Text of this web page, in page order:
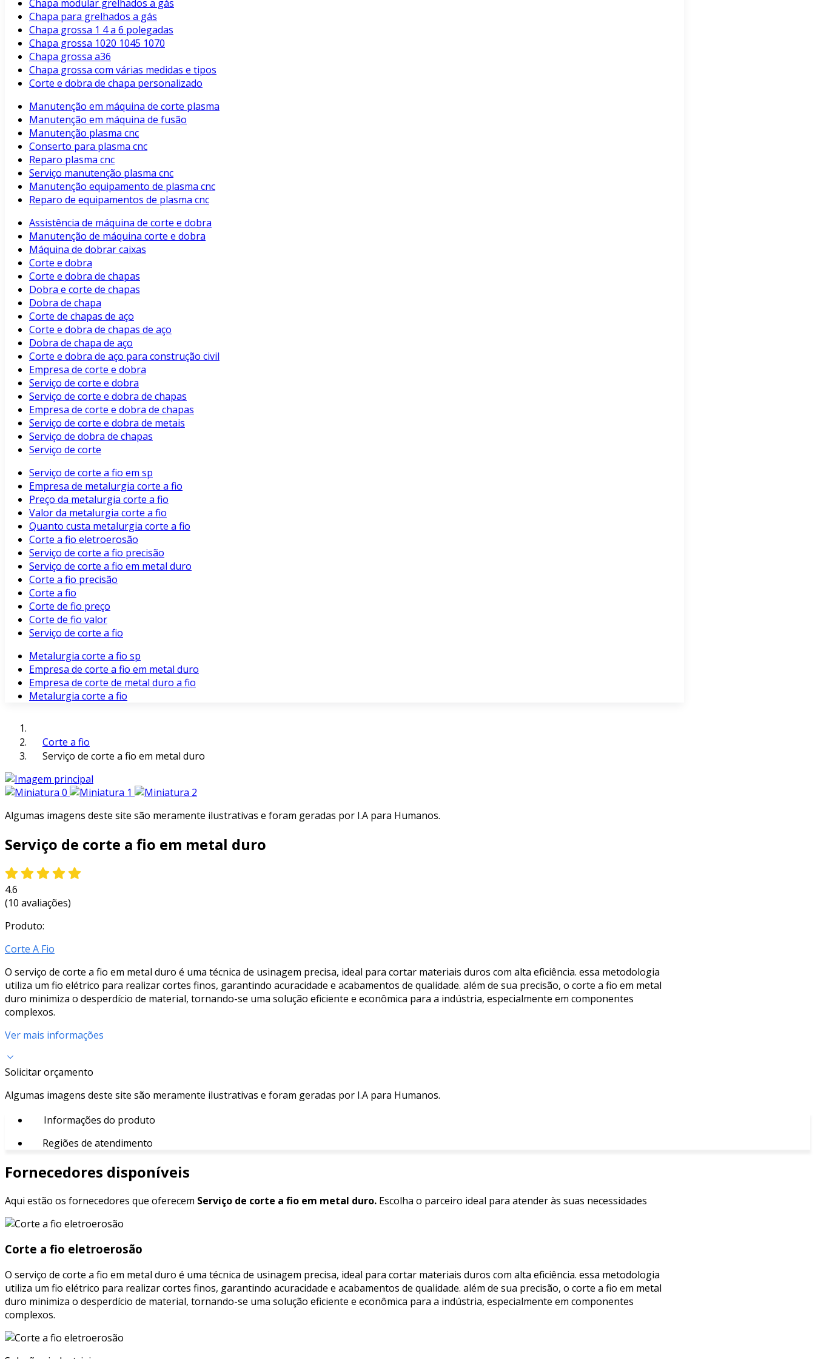
Chapa modular grelhados a gás
Chapa para grelhados a gás
Chapa grossa 1 4 a 6 polegadas
Chapa grossa 1020 1045 1070
Chapa grossa a36
Chapa grossa com várias medidas e tipos
Corte e dobra de chapa personalizado
Manutenção em máquina de corte plasma
Manutenção em máquina de fusão
Manutenção plasma cnc
Conserto para plasma cnc
Reparo plasma cnc
Serviço manutenção plasma cnc
Manutenção equipamento de plasma cnc
Reparo de equipamentos de plasma cnc
Assistência de máquina de corte e dobra
Manutenção de máquina corte e dobra
Máquina de dobrar caixas
Corte e dobra
Corte e dobra de chapas
Dobra e corte de chapas
Dobra de chapa
Corte de chapas de aço
Corte e dobra de chapas de aço
Dobra de chapa de aço
Corte e dobra de aço para construção civil
Empresa de corte e dobra
Serviço de corte e dobra
Serviço de corte e dobra de chapas
Empresa de corte e dobra de chapas
Serviço de corte e dobra de metais
Serviço de dobra de chapas
Serviço de corte
Serviço de corte a fio em sp
Empresa de metalurgia corte a fio
Preço da metalurgia corte a fio
Valor da metalurgia corte a fio
Quanto custa metalurgia corte a fio
Corte a fio eletroerosão
Serviço de corte a fio precisão
Serviço de corte a fio em metal duro
Corte a fio precisão
Corte a fio
Corte de fio preço
Corte de fio valor
Serviço de corte a fio
Metalurgia corte a fio sp
Empresa de corte a fio em metal duro
Empresa de corte de metal duro a fio
Metalurgia corte a fio
Corte a fio
Serviço de corte a fio em metal duro
Algumas imagens deste site são meramente ilustrativas e foram geradas por I.A para Humanos.
Serviço de corte a fio em metal duro
4.6
(10 avaliações)
Produto:
Corte A Fio
O serviço de corte a fio em metal duro é uma técnica de usinagem precisa, ideal para cortar materiais duros com alta eficiência. essa metodologia
utiliza um fio elétrico para realizar cortes finos, garantindo acuracidade e acabamentos de qualidade. além de sua precisão, o corte a fio em metal
duro minimiza o desperdício de material, tornando-se uma solução eficiente e econômica para a indústria, especialmente em componentes
complexos.
Ver mais informações
Solicitar orçamento
Algumas imagens deste site são meramente ilustrativas e foram geradas por I.A para Humanos.
Informações do produto
Regiões de atendimento
Fornecedores disponíveis
Aqui estão os fornecedores que oferecem Serviço de corte a fio em metal duro. Escolha o parceiro ideal para atender às suas necessidades
Corte a fio eletroerosão
O serviço de corte a fio em metal duro é uma técnica de usinagem precisa, ideal para cortar materiais duros com alta eficiência. essa metodologia
utiliza um fio elétrico para realizar cortes finos, garantindo acuracidade e acabamentos de qualidade. além de sua precisão, o corte a fio em metal
duro minimiza o desperdício de material, tornando-se uma solução eficiente e econômica para a indústria, especialmente em componentes
complexos.